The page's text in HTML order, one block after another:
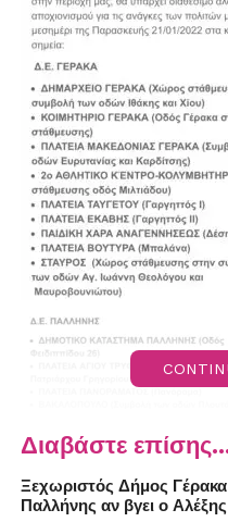
Διαβάστε
Ξεχωριστός Δήμος
Παλλήνης αν βγει ο